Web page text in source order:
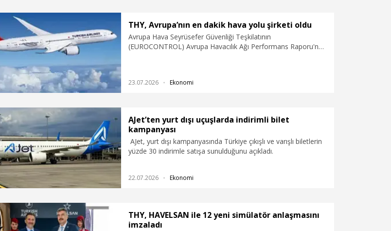
THY, Avrupa’nın en dakik hava yolu şirketi oldu
Avrupa Hava Seyrüsefer Güvenliği Teşkilatının
(EUROCONTROL) Avrupa Havacılık Ağı Performans Raporu'na
23.07.2026 Ekonomi
AJet’ten yurt dışı uçuşlarda indirimli bilet
kampanyası
AJet, yurt dışı kampanyasında Türkiye çıkışlı ve varışlı biletlerin
yüzde 30 indirimle satışa sunulduğunu açıkladı.
22.07.2026 Ekonomi
THY, HAVELSAN ile 12 yeni simülatör anlaşmasını
imzaladı